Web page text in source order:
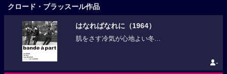
クロード・ブラッスール作品
はなればなれに（1964）
肌をさす冷気が心地よい冬...
-